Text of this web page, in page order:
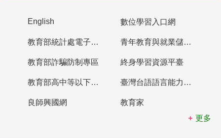
English 數位學習入口網
教育部統計處電子書櫃 青年教育與就業儲蓄帳戶
教育部詐騙防制專區 終身學習資源平臺
教育部高中等以下學校及幼兒園教師資格檢定考試 臺灣台語語言能力認證網站
良師興國網
教育家
更多